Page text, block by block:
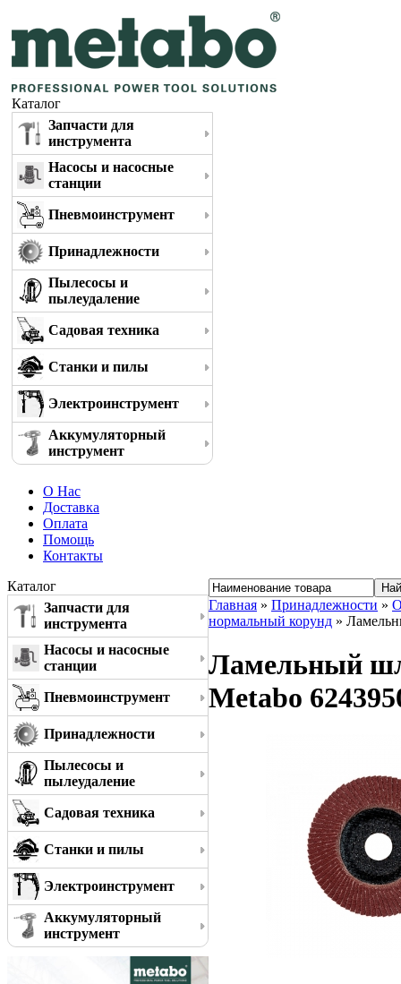
Каталог
Запчасти для
инструмента
Насосы и насосные
станции
Пневмоинструмент
Принадлежности
Пылесосы и
пылеудаление
Садовая техника
Станки и пилы
Электроинструмент
Аккумуляторный
инструмент
О Нас
Доставка
Оплата
Помощь
Контакты
Каталог
Запчасти для
инструмента
Насосы и насосные
станции
Пневмоинструмент
Принадлежности
Пылесосы и
пылеудаление
Садовая техника
Станки и пилы
Электроинструмент
Аккумуляторный
инструмент
Главная » Принадлежности »
нормальный корунд »
Ламельный
Metabo